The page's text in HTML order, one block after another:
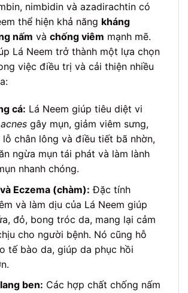
nimbidin và azadirachtin có
thể hiện khả năng kháng
nấm và chống viêm mạnh mẽ.
Lá Neem trở thành một lựa chọn
việc điều trị và cải thiện nhiều
cá: Lá Neem giúp tiêu diệt vi
gây mụn, giảm viêm sưng,
lỗ chân lông và điều tiết bã nhờn,
ngừa mụn tái phát và làm lành
nhanh chóng.
Eczema (chàm): Đặc tính
và làm dịu của Lá Neem giúp
đỏ, bong tróc da, mang lại cảm
cho người bệnh. Nó cũng hỗ
tế bào da, giúp da phục hồi
ben: Các hợp chất chống nấm